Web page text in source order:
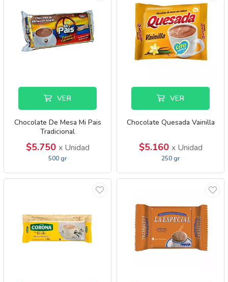
VER
Chocolate De Mesa Mi Pais
Tradicional
$5.750 x Unidad
500 gr
VER
Chocolate Quesada Vainilla
$5.160 x Unidad
250 gr